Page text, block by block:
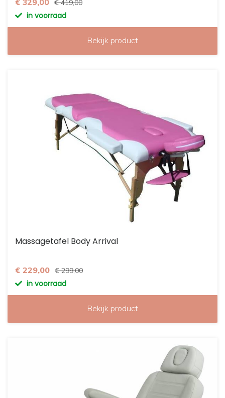
€ 329,00 € 419,00
in voorraad
Bekijk product
Massagetafel Body Arrival
€ 229,00 € 299,00
in voorraad
Bekijk product